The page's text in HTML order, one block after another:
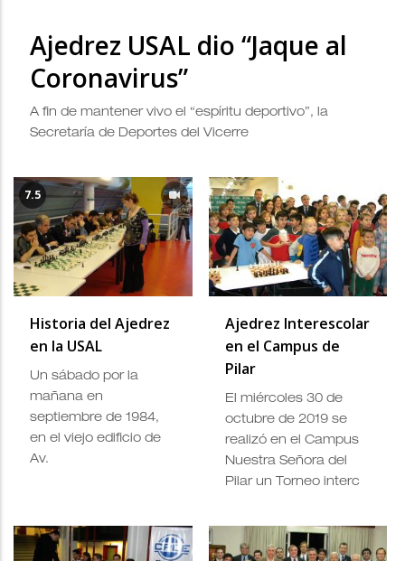
Ajedrez USAL dio “Jaque al
Coronavirus”
A fin de mantener vivo el “espíritu deportivo”, la
Secretaría de Deportes del Vicerre
7.5
Historia del Ajedrez
en la USAL
Un sábado por la
mañana en
septiembre de 1984,
en el viejo edificio de
Av.
Ajedrez Interescolar
en el Campus de
Pilar
El miércoles 30 de
octubre de 2019 se
realizó en el Campus
Nuestra Señora del
Pilar un Torneo interc